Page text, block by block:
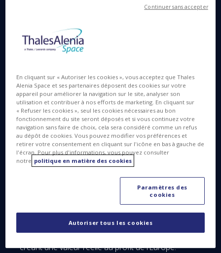
européenne (ESA) à Paris. L’annonce d’un budget
rapport à celui de 2019, souligne la vision très
positive et renouvelée de ses Etats Membres vis-à-
Ces importantes décisions réaffirment le rôle
central de l’Europe spatiale dans le monde et
renforcent sa filière industrielle, avec un ensemble
complet de programmes qui renforcera la
compétitivité, la pérennité et l’autonomie de l’Europe
dans l’espace, tout en stimulant l’innovation
technologique et la recherche scientifique.
L’utilisation commerciale en hausse de l’espace
transforme notre industrie à l’échelle mondiale.
L’ESA soutient les entreprises spatiales
européennes de toutes tailles et de toute nature,
en fournissant un accès à l’expertise, à la
technologie, au financement et aux clients, et en
créant une valeur réelle au profit de l’Europe.
En cliquant sur « Autoriser les cookies », vous acceptez que Thales
Alenia Space et ses partenaires déposent des cookies sur votre
appareil pour améliorer la navigation sur le site, analyser son
utilisation et contribuer à nos efforts de marketing. En cliquant sur
« Refuser les cookies », seul les cookies nécessaires au bon
fonctionnement du site seront déposés et si vous continuez votre
navigation sans faire de choix, cela sera considéré comme un refus
au dépôt de cookies. Vous pouvez modifier vos préférences et
retirer votre consentement en cliquant sur l'icône en bas à gauche de
l'écran. Pour plus d'informations, vous pouvez consulter
notre politique en matière des cookies
Paramètres des
cookies
Autoriser tous les cookies
Continuer sans accepter